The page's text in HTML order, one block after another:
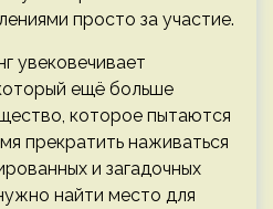
просто за участие.
увековечивает
ещё больше
которое пытаются
прекратить наживаться
и загадочных
найти место для